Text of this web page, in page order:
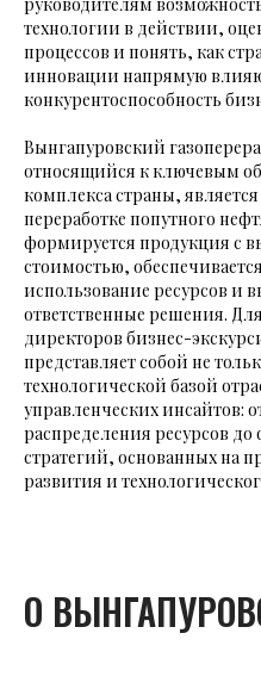
руководителям
технологии в действии,
процессов и понять, как
инновации напрямую
конкурентоспособность
Вынгапуровский
относящийся к ключевым
комплекса страны,
переработке попутного
формируется продукция с
стоимостью,
использование ресурсов и
ответственные решения.
директоров бизнес-
представляет собой не
технологической базой
управленческих инсайтов:
распределения ресурсов
стратегий, основанных на
развития и
О